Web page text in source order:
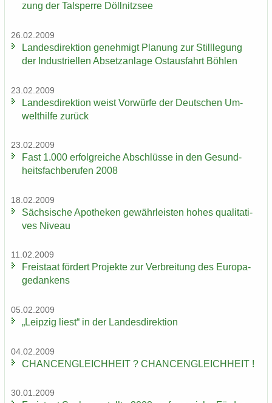
zung der Tal­sper­re Döll­nitz­see
26.02.2009
Lan­des­di­rek­ti­on ge­neh­migt Pla­nung zur Still­le­gung
der In­dus­tri­el­len Ab­setz­an­la­ge Ost­aus­fahrt Böh­len
23.02.2009
Lan­des­di­rek­ti­on weist Vor­wür­fe der Deut­schen Um­
welt­hil­fe zu­rück
23.02.2009
Fast 1.000 er­folg­rei­che Ab­schlüs­se in den Ge­sund­
heits­fach­be­ru­fen 2008
18.02.2009
Säch­si­sche Apo­the­ken ge­währ­leis­ten hohes qua­li­ta­ti­
ves Ni­veau
11.02.2009
Frei­staat för­dert Pro­jek­te zur Ver­brei­tung des Eu­ro­pa­
ge­dan­kens
05.02.2009
„Leip­zig liest“ in der Lan­des­di­rek­ti­on
04.02.2009
CHAN­CEN­GLEICH­HEIT ? CHAN­CEN­GLEICH­HEIT !
30.01.2009